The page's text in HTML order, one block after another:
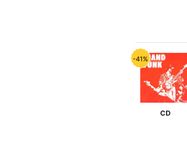
-41%
CD